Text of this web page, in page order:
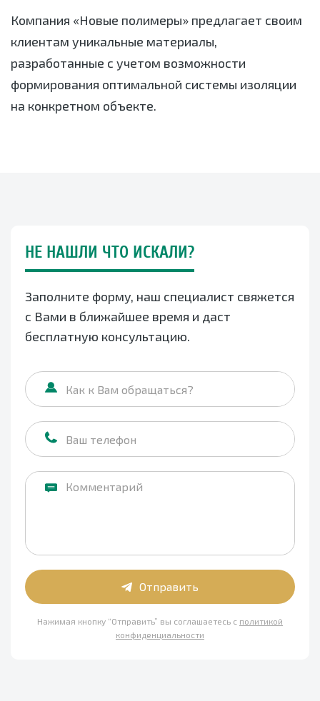
Компания «Новые полимеры» предлагает своим
клиентам уникальные материалы,
разработанные с учетом возможности
формирования оптимальной системы изоляции
на конкретном объекте.
НЕ НАШЛИ ЧТО ИСКАЛИ?
Заполните форму, наш специалист свяжется
с Вами в ближайшее время и даст
бесплатную консультацию.
Отправить
Нажимая кнопку “Отправить” вы соглашаетесь с политикой
конфиденциальности